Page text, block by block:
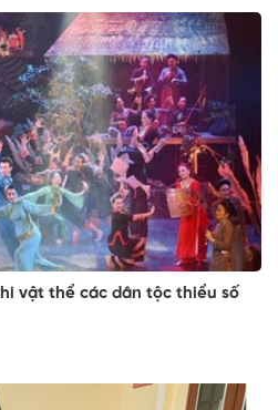
vật thể các dân tộc thiểu số